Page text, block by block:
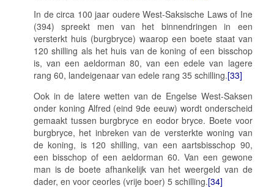
In de circa 100 jaar oudere West-Saksische Laws of Ine
(394) spreekt men van het binnendringen in een
versterkt huis (burgbryce) waarop een boete staat van
120 shilling als het huis van de koning of een bisschop
is, van eenaeldorman 80, van een edele van lagere
rang 60, landeigenaar van edele rang 35 schilling.[33]
Ook in de latere wetten van de Engelse West-Saksen
onder koning Alfred (eind 9de eeuw) wordt onderscheid
gemaakt tussenburgbryce en eodor bryce. Boete voor
burgbryce, het inbreken van de versterkte woning van
de koning, is 120 shilling, van een aartsbisschop 90,
een bisschop of een aeldorman 60. Van een gewone
man is de boete afhankelijk van het weergeld van de
dader, en voor ceorles (vrije boer) 5 schilling.[34]